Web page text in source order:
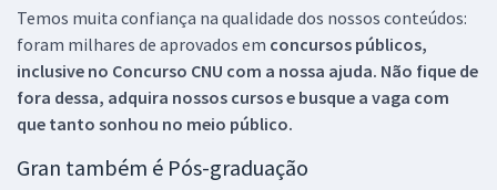
Temos muita confiança na qualidade dos nossos conteúdos:
foram milhares de aprovados em concursos públicos,
inclusive no Concurso CNU com a nossa ajuda. Não fique de
fora dessa, adquira nossos cursos e busque a vaga com
que tanto sonhou no meio público.
Gran também é Pós-graduação